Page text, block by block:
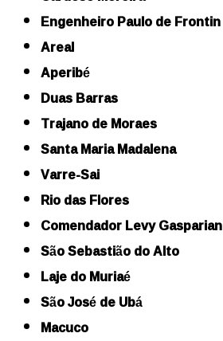
Engenheiro Paulo de Frontin
Areal
Aperibé
Duas Barras
Trajano de Moraes
Santa Maria Madalena
Varre-Sai
Rio das Flores
Comendador Levy Gasparian
São Sebastião do Alto
Laje do Muriaé
São José de Ubá
Macuco